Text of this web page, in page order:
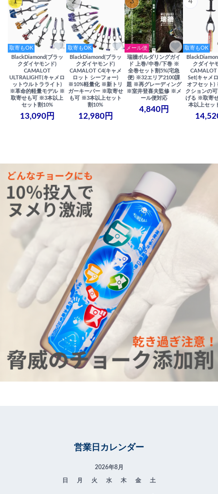
取寄もOK
BlackDiamond(ブラッ
クダイヤモンド)
CAMALOT
ULTRALIGHT(キャメロ
ットウルトラライト)
※革命的軽量モデル ※
取寄せも可 ※3本以上
セット割10%
13,090円
取寄もOK
BlackDiamond(ブラッ
クダイヤモンド)
CAMALOT C4(キャメ
ロット シーフォー)
※10%軽量化 ※新トリ
ガーキーパー ※取寄せ
も可 ※3本以上セット
割10%
12,980円
メール便
瑞牆ボルダリングガイ
ド 上巻/中巻/下巻 ※
全巻セット割5%(宅急
便) ※32エリア2100課
題 ※再グレーディング
※室井登喜夫監修 ※メ
ール便対応
4,840円
取寄もOK
クダイヤ
Set(キャメ
オフセット)
クションの
げる ※取寄
本以上セッ
営業日カレンダー
2026年8月
日 月 火 水 木 金 土